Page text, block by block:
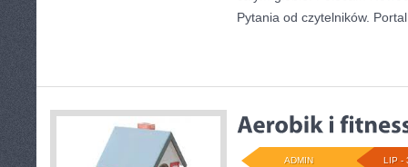
Pytania od czytelników. Portal
LIP -
ADMIN